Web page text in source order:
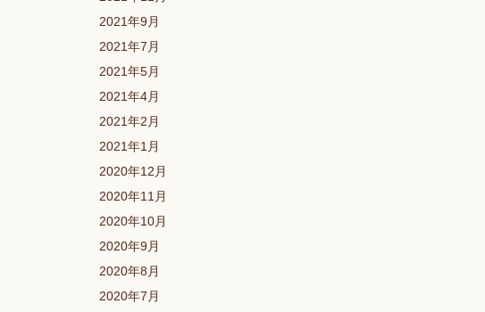
2021年9月
2021年7月
2021年5月
2021年4月
2021年2月
2021年1月
2020年12月
2020年11月
2020年10月
2020年9月
2020年8月
2020年7月